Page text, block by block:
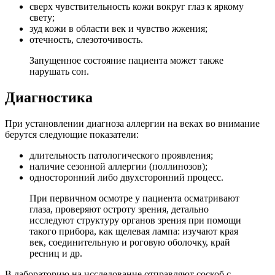
сверх чувствительность кожи вокруг глаз к яркому
свету;
зуд кожи в области век и чувство жжения;
отечность, слезоточивость.
Запущенное состояние пациента может также
нарушать сон.
Диагностика
При установлении диагноза аллергии на веках во внимание
берутся следующие показатели:
длительность патологического проявления;
наличие сезонной аллергии (поллинозов);
односторонний либо двухсторонний процесс.
При первичном осмотре у пациента осматривают
глаза, проверяют остроту зрения, детально
исследуют структуру органов зрения при помощи
такого прибора, как щелевая лампа: изучают края
век, соединительную и роговую оболочку, край
ресниц и др.